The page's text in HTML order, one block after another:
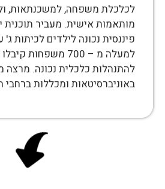
לכלכלת משפחה, למשכנתאות,
מותאמות אישית. מעביר תוכנית
פיננסית נכונה לילדים לכיתות ג'
למעלה מ – 700 משפחות
להתנהלות כלכלית נכונה. מרצה
באוניברסיטאות ומכללות ברחבי